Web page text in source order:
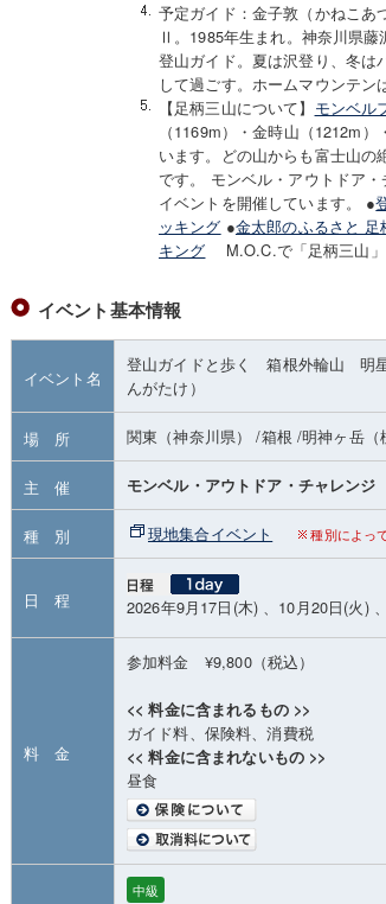
予定ガイド：金子敦（かねこあ
Ⅱ。1985年生まれ。神奈川県
登山ガイド。夏は沢登り、冬は
して過ごす。ホームマウンテン
【足柄三山について】 モンベル
（1169m）・金時山（1212m
います。どの山からも富士山の
です。 モンベル・アウトドア
イベントを開催しています。 ●
ッキング ●金太郎のふるさと
キング M.O.C.で「足柄三山」
イベント基本情報
イベント名
登山ガイドと歩く 箱根外輪山 明
んがたけ）
場 所 関東（神奈川県） /箱根 /明神ヶ岳（
主 催 モンベル・アウトドア・チャレンジ
種 別 現地集合イベント 種別によっ
日 程 2026年9月17日(木) 、10月20日(火)
料 金
参加料金 ¥9,800（税込）
<< 料金に含まれるもの >>
ガイド料、保険料、消費税
<< 料金に含まれないもの >>
昼食
中級